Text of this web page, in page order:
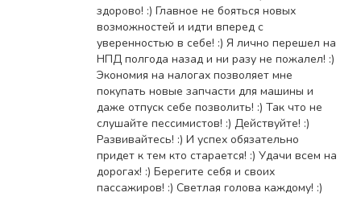
здорово! :) Главное не бояться новых
возможностей и идти вперед с
уверенностью в себе! :) Я лично перешел на
НПД полгода назад и ни разу не пожалел! :)
Экономия на налогах позволяет мне
покупать новые запчасти для машины и
даже отпуск себе позволить! :) Так что не
слушайте пессимистов! :) Действуйте! :)
Развивайтесь! :) И успех обязательно
придет к тем кто старается! :) Удачи всем на
дорогах! :) Берегите себя и своих
пассажиров! :) Светлая голова каждому! :)